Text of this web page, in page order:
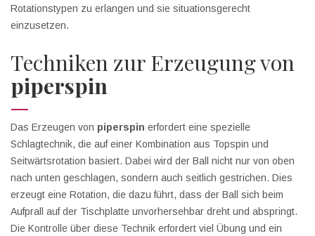
Rotationstypen zu erlangen und sie situationsgerecht
einzusetzen.
Techniken zur Erzeugung von
piperspin
Das Erzeugen von piperspin erfordert eine spezielle
Schlagtechnik, die auf einer Kombination aus Topspin und
Seitwärtsrotation basiert. Dabei wird der Ball nicht nur von oben
nach unten geschlagen, sondern auch seitlich gestrichen. Dies
erzeugt eine Rotation, die dazu führt, dass der Ball sich beim
Aufprall auf der Tischplatte unvorhersehbar dreht und abspringt.
Die Kontrolle über diese Technik erfordert viel Übung und ein